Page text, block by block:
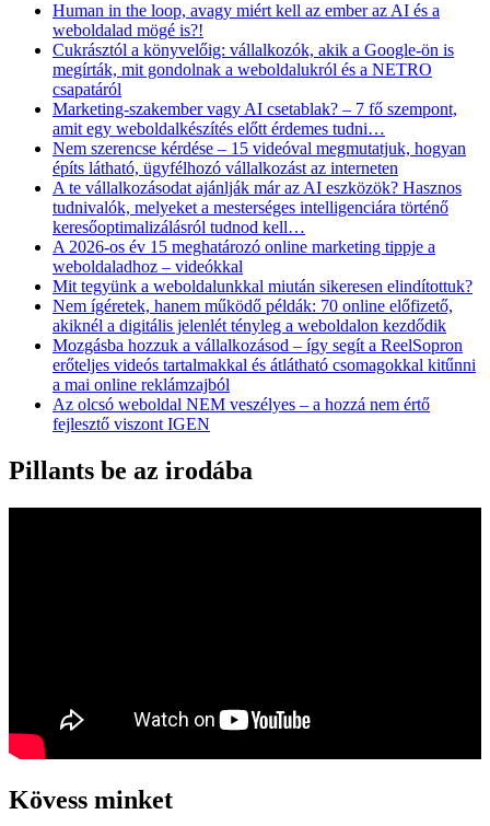
Human in the loop, avagy miért kell az ember az AI és a
weboldalad mögé is?!
Cukrásztól a könyvelőig: vállalkozók, akik a Google-ön is
megírták, mit gondolnak a weboldalukról és a NETRO
csapatáról
Marketing-szakember vagy AI csetablak? – 7 fő szempont,
amit egy weboldalkészítés előtt érdemes tudni…
Nem szerencse kérdése – 15 videóval megmutatjuk, hogyan
építs látható, ügyfélhozó vállalkozást az interneten
A te vállalkozásodat ajánlják már az AI eszközök? Hasznos
tudnivalók, melyeket a mesterséges intelligenciára történő
keresőoptimalizálásról tudnod kell…
A 2026-os év 15 meghatározó online marketing tippje a
weboldaladhoz – videókkal
Mit tegyünk a weboldalunkkal miután sikeresen elindítottuk?
Nem ígéretek, hanem működő példák: 70 online előfizető,
akiknél a digitális jelenlét tényleg a weboldalon kezdődik
Mozgásba hozzuk a vállalkozásod – így segít a ReelSopron
erőteljes videós tartalmakkal és átlátható csomagokkal kitűnni
a mai online reklámzajból
Az olcsó weboldal NEM veszélyes – a hozzá nem értő
fejlesztő viszont IGEN
Pillants be az irodába
Kövess minket